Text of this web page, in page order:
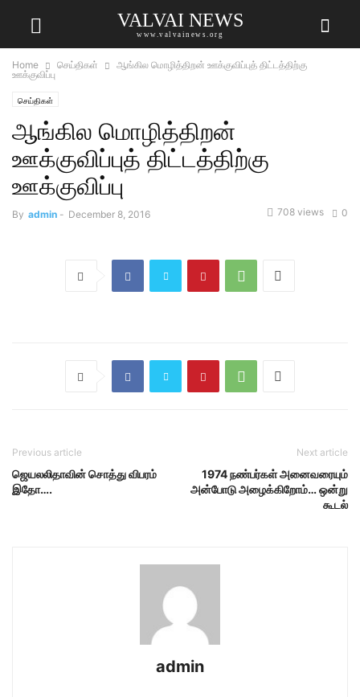
VALVAI NEWS
www.valvainews.org
Home செய்திகள்
ஆங்கில மொழித்திறன் ஊக்குவிப்புத் திட்டத்திற்கு
ஊக்குவிப்பு
செய்திகள்
ஆங்கில மொழித்திறன்
ஊக்குவிப்புத் திட்டத்திற்கு
ஊக்குவிப்பு
By admin - December 8, 2016 0
708 views
Previous article
ஜெயலலிதாவின் சொத்து விபரம்
இதோ….
Next article
1974 நண்பர்கள் அனைவரையும்
அன்போடு அழைக்கிறோம்… ஒன்று
கூடல்
admin